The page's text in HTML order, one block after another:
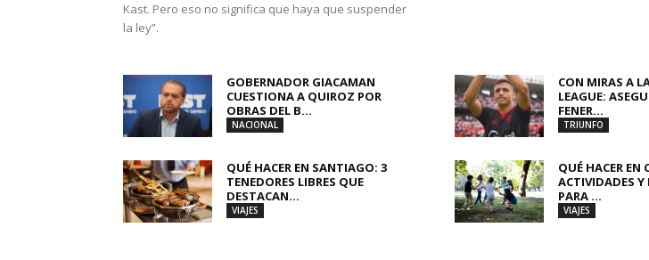
Kast. Pero eso no significa que haya que suspender
la ley”.
GOBERNADOR GIACAMAN
CUESTIONA A QUIROZ POR
OBRAS DEL B...
NACIONAL
CON MIRAS A
LEAGUE:
FENER...
TRIUNFO
QUÉ HACER EN SANTIAGO: 3
TENEDORES LIBRES QUE
DESTACAN...
VIAJES
QUÉ HACER EN
ACTIVIDADES
PARA ...
VIAJES